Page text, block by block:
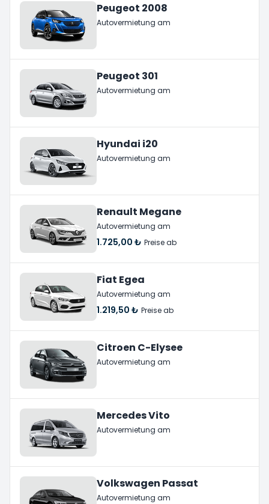
Peugeot 2008
Autovermietung am
Peugeot 301
Autovermietung am
Hyundai i20
Autovermietung am
Renault Megane
Autovermietung am
1.725,00 ₺ Preise ab
Fiat Egea
Autovermietung am
1.219,50 ₺ Preise ab
Citroen C-Elysee
Autovermietung am
Mercedes Vito
Autovermietung am
Volkswagen Passat
Autovermietung am